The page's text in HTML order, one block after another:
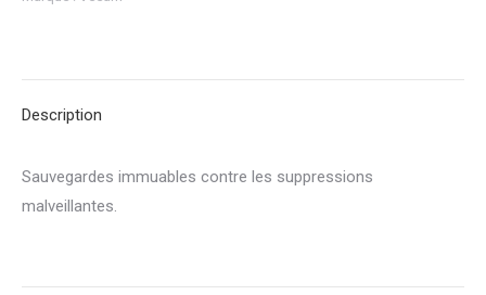
Description
Sauvegardes immuables contre les suppressions
malveillantes.